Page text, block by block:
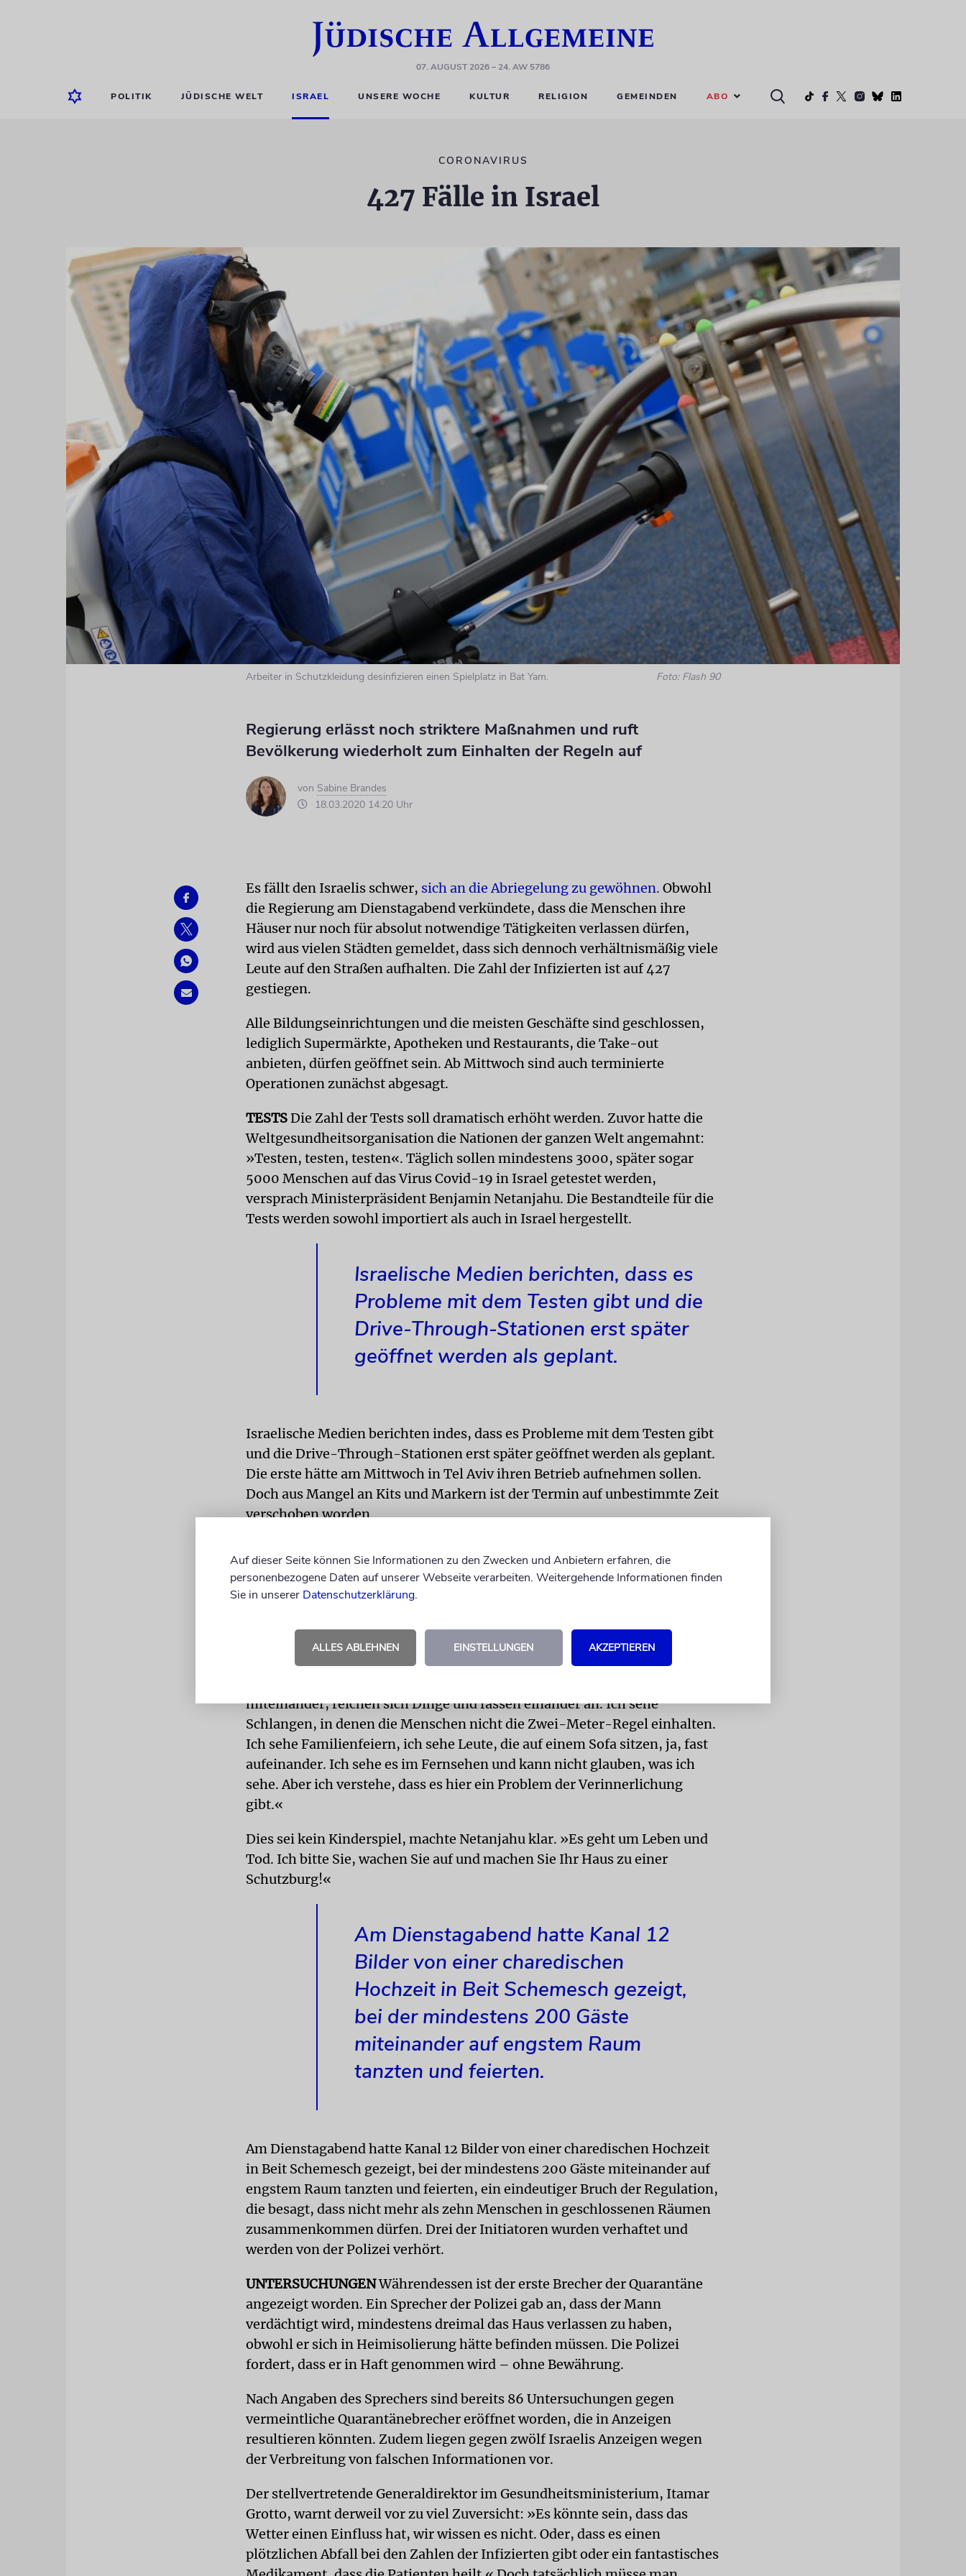
07. AUGUST 2026– 24. AW 5786
POLITIK JÜDISCHE WELT ISRAEL UNSERE WOCHE KULTUR RELIGION GEMEINDEN ABO
CORONAVIRUS
427 Fälle in Israel
Arbeiter in Schutzkleidung desinfizieren einen Spielplatz in Bat Yam. Foto: Flash 90
Regierung erlässt noch striktere Maßnahmen und ruft
Bevölkerung wiederholt zum Einhalten der Regeln auf
von Sabine Brandes
18.03.2020 14:20 Uhr
Es fällt den Israelis schwer, sich an die Abriegelung zu gewöhnen. Obwohl
die Regierung am Dienstagabend verkündete, dass die Menschen ihre
Häuser nur noch für absolut notwendige Tätigkeiten verlassen dürfen,
wird aus vielen Städten gemeldet, dass sich dennoch verhältnismäßig viele
Leute auf den Straßen aufhalten. Die Zahl der Infizierten ist auf 427
gestiegen.
Alle Bildungseinrichtungen und die meisten Geschäfte sind geschlossen,
lediglich Supermärkte, Apotheken und Restaurants, die Take-out
anbieten, dürfen geöffnet sein. Ab Mittwoch sind auch terminierte
Operationen zunächst abgesagt.
TESTSDie Zahl der Tests soll dramatisch erhöht werden. Zuvor hatte die
Weltgesundheitsorganisation die Nationen der ganzen Welt angemahnt:
»Testen, testen, testen«. Täglich sollen mindestens 3000, später sogar
5000 Menschen auf das Virus Covid-19 in Israel getestet werden,
versprach Ministerpräsident Benjamin Netanjahu. Die Bestandteile für die
Tests werden sowohl importiert als auch in Israel hergestellt.
Israelische Medien berichten, dass es
Probleme mit dem Testen gibt und die
Drive-Through-Stationen erst später
geöffnet werden als geplant.
Israelische Medien berichten indes, dass es Probleme mit dem Testen gibt
und die Drive-Through-Stationen erst später geöffnet werden als geplant.
Die erste hätte am Mittwoch in Tel Aviv ihren Betrieb aufnehmen sollen.
Doch aus Mangel an Kits und Markern ist der Termin auf unbestimmte Zeit
verschoben worden.
Netanjahu am Morgen. »Wir haben gesehen, was in anderen Ländern
geschieht, wenn die Schritte nicht eingeleitet werden. Tausende sind
verloren. Doch es wird so nicht weitergehen.«
FAMILIENFEIERNDie Bevölkerung müsse verstehen, dass dies keine
miteinander, reichen sich Dinge und fassen einander an. Ich sehe
Schlangen, in denen die Menschen nicht die Zwei-Meter-Regel einhalten.
Ich sehe Familienfeiern, ich sehe Leute, die auf einem Sofa sitzen, ja, fast
aufeinander. Ich sehe es im Fernsehen und kann nicht glauben, was ich
sehe. Aber ich verstehe, dass es hier ein Problem der Verinnerlichung
gibt.«
Dies sei kein Kinderspiel, machte Netanjahu klar. »Es geht um Leben und
Tod. Ich bitte Sie, wachen Sie auf und machen Sie Ihr Haus zu einer
Schutzburg!«
Am Dienstagabend hatte Kanal 12
Bilder von einer charedischen
Hochzeit in Beit Schemesch gezeigt,
bei der mindestens 200 Gäste
miteinander auf engstem Raum
tanzten und feierten.
Am Dienstagabend hatte Kanal 12 Bilder von einer charedischen Hochzeit
in Beit Schemesch gezeigt, bei der mindestens 200 Gäste miteinander auf
engstem Raum tanzten und feierten, ein eindeutiger Bruch der Regulation,
die besagt, dass nicht mehr als zehn Menschen in geschlossenen Räumen
zusammenkommen dürfen. Drei der Initiatoren wurden verhaftet und
werden von der Polizei verhört.
UNTERSUCHUNGENWährendessen ist der erste Brecher der Quarantäne
angezeigt worden. Ein Sprecher der Polizei gab an, dass der Mann
verdächtigt wird, mindestens dreimal das Haus verlassen zu haben,
obwohl er sich in Heimisolierung hätte befinden müssen. Die Polizei
fordert, dass er in Haft genommen wird – ohne Bewährung.
Nach Angaben des Sprechers sind bereits 86 Untersuchungen gegen
vermeintliche Quarantänebrecher eröffnet worden, die in Anzeigen
resultieren könnten. Zudem liegen gegen zwölf Israelis Anzeigen wegen
der Verbreitung von falschen Informationen vor.
Der stellvertretende Generaldirektor im Gesundheitsministerium, Itamar
Grotto, warnt derweil vor zu viel Zuversicht: »Es könnte sein, dass das
Wetter einen Einfluss hat, wir wissen es nicht. Oder, dass es einen
plötzlichen Abfall bei den Zahlen der Infizierten gibt oder ein fantastisches
Auf dieser Seite können Sie Informationen zu den Zwecken und Anbietern erfahren, die
personenbezogene Daten auf unserer Webseite verarbeiten. Weitergehende Informationen finden
Sie in unserer Datenschutzerklärung.
ALLES ABLEHNEN EINSTELLUNGEN AKZEPTIEREN